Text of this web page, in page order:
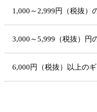
1,000～2,999円（税抜）
3,000～5,999（税抜）円
6,000円（税抜）以上の